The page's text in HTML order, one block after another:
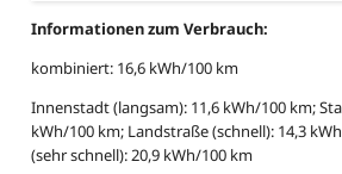
Informationen zum Verbrauch:
kombiniert: 16,6 kWh/100 km
Innenstadt (langsam): 11,6 kWh/100 km;
kWh/100 km; Landstraße (schnell): 14,3
(sehr schnell): 20,9 kWh/100 km